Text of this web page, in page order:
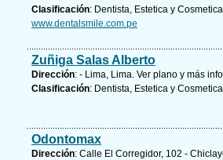
Clasificación: Dentista, Estetica y
www.dentalsmile.com.pe
Zuñiga Salas Alberto
Dirección: - Lima, Lima. Ver plano y más
Clasificación: Dentista, Estetica y
Odontomax
Dirección: Calle El Corregidor, 102 -